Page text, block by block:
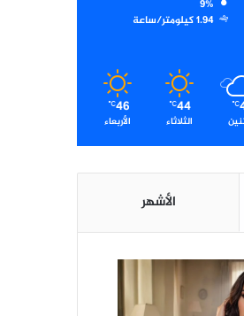
9%
1.94 كيلومتر/ساعة
℃
44
℃
الثلاثاء
46
℃
الأربعاء
الأشهر